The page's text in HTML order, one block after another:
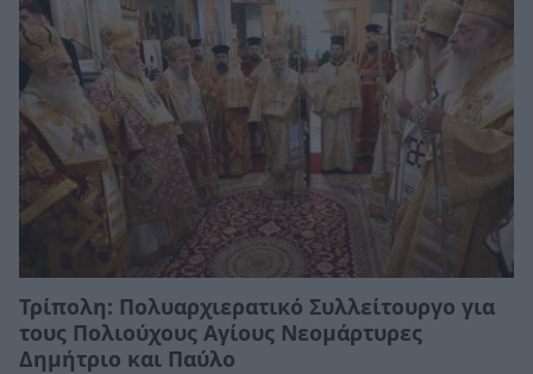
Τρίπολη: Πολυαρχιερατικό Συλλείτουργο για
τους Πολιούχους Αγίους Νεομάρτυρες
Δημήτριο και Παύλο